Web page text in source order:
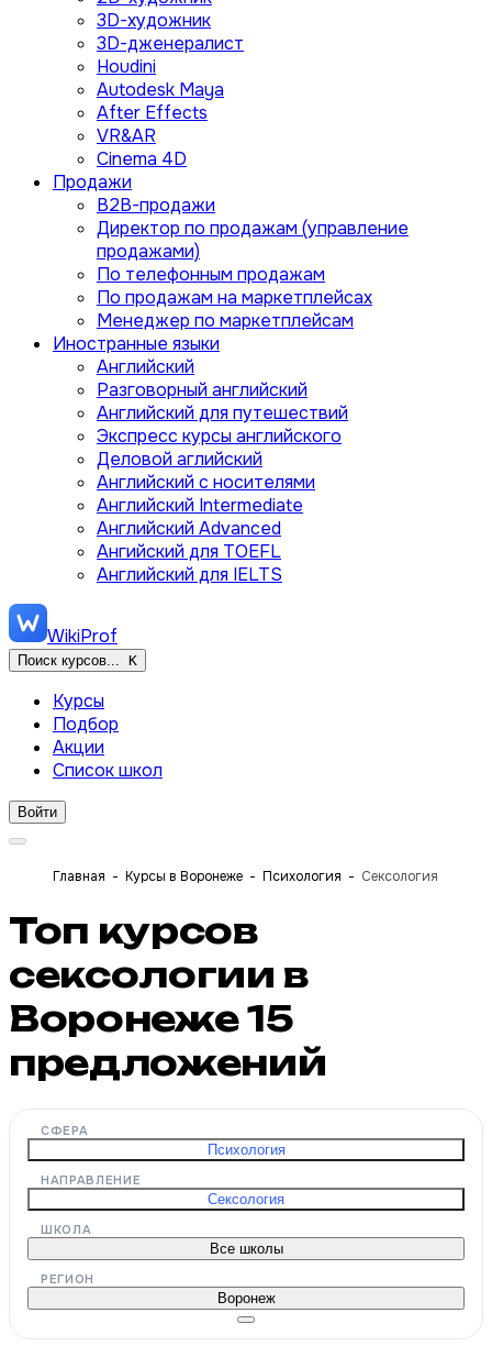
3D-художник
3D-дженералист
Houdini
Autodesk Maya
After Effects
VR&AR
Cinema 4D
Продажи
B2B-продажи
Директор по продажам (управление
продажами)
По телефонным продажам
По продажам на маркетплейсах
Менеджер по маркетплейсам
Иностранные языки
Английский
Разговорный английский
Английский для путешествий
Экспресс курсы английского
Деловой аглийский
Английский с носителями
Английский Intermediate
Английский Advanced
Ангийский для TOEFL
Английский для IELTS
WikiProf
Поиск курсов... K
Курсы
Подбор
Акции
Список школ
Войти
Главная Курсы в Воронеже Психология Сексология
Топ курсов
сексологии в
Воронеже15
предложений
СФЕРА
Психология
НАПРАВЛЕНИЕ
Сексология
ШКОЛА
Все школы
РЕГИОН
Воронеж